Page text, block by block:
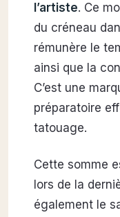
l’artiste. Ce
du créneau
rémunère le
ainsi que la
C’est une
préparatoire
tatouage.
Cette somme
lors de la
également le